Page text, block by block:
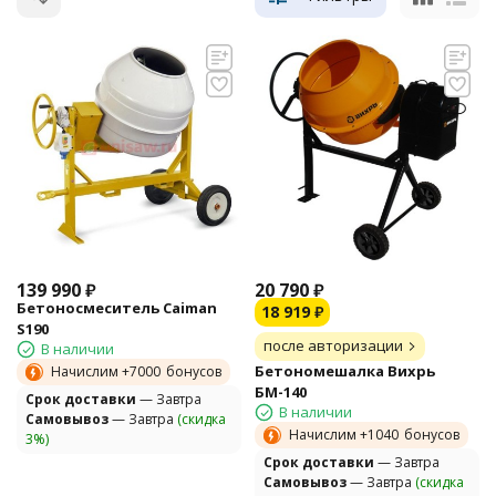
139 990₽
Бетоносмеситель Caiman
S190
В наличии
Начислим +7000 бонусов
Cрок доставки — Завтра
Самовывоз— Завтра (скидка
3%)
20 790₽
18 919 ₽
после авторизации
Бетономешалка Вихрь
БМ-140
В наличии
Начислим +1040 бонусов
Cрок доставки — Завтра
Самовывоз— Завтра (скидка